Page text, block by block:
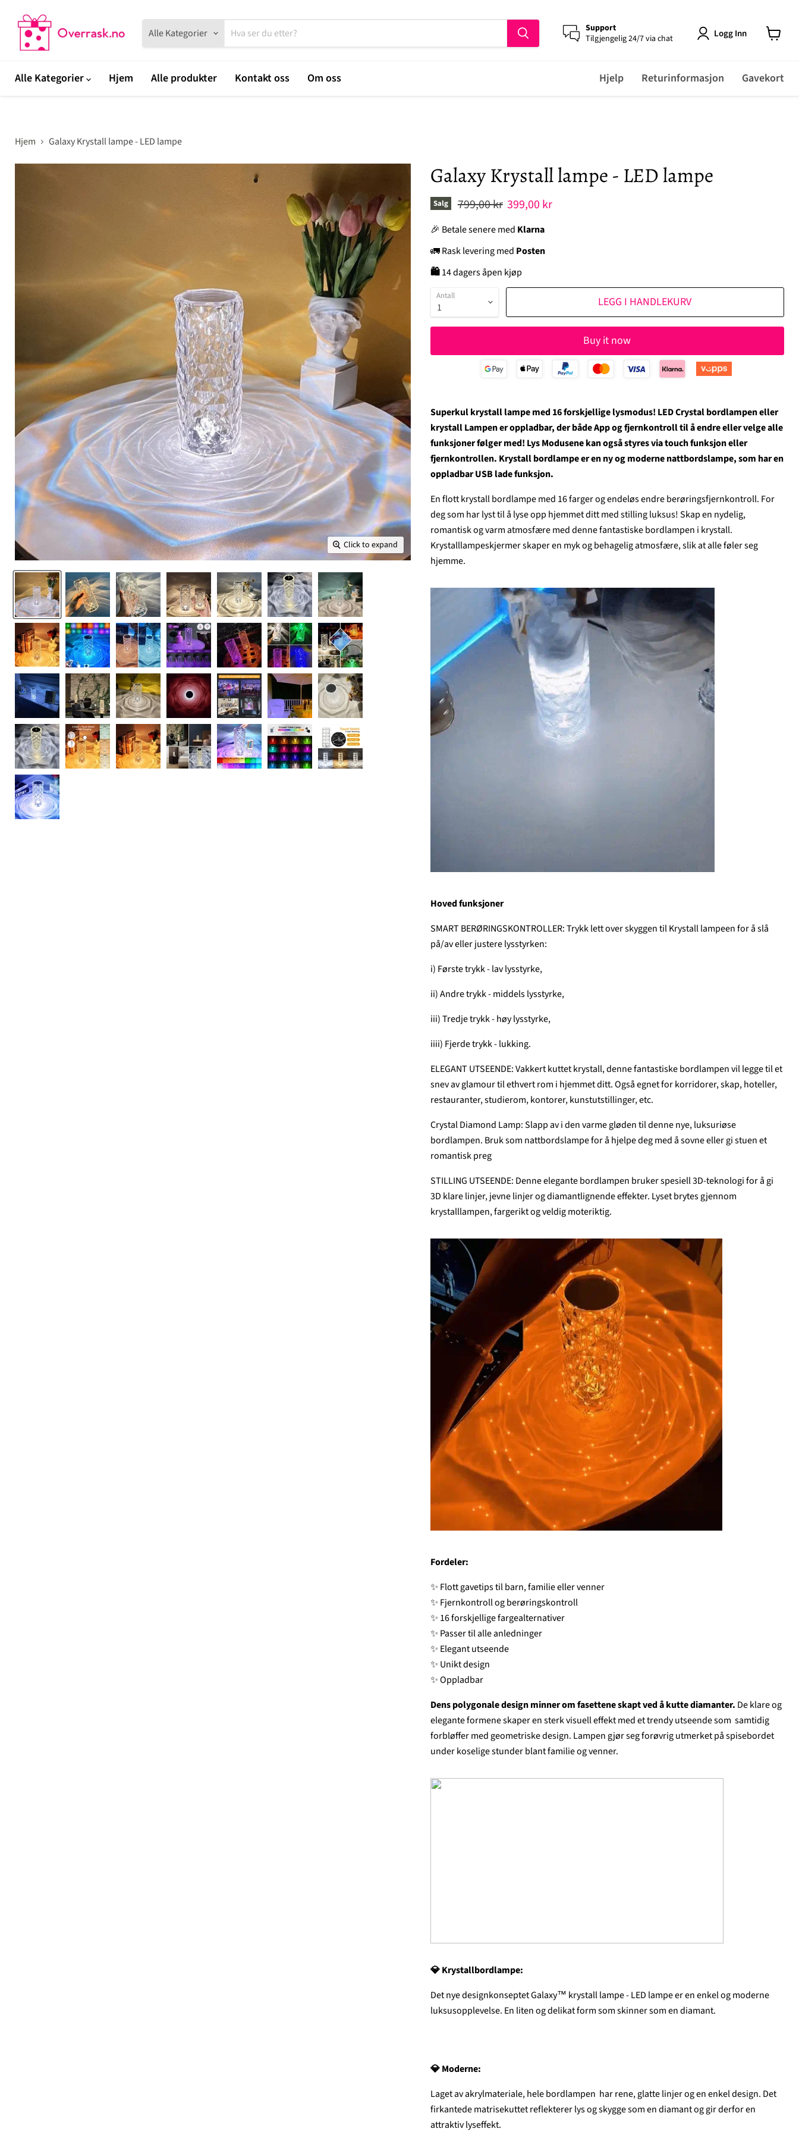
Alle Kategorier
Support
Tilgjengelig 24/7 via chat
Logg Inn
Alle Kategorier Hjem Alle produkter Kontakt oss Om oss Hjelp Returinformasjon Gavekort
Hjem Galaxy Krystall lampe - LED lampe
Click to expand
Galaxy Krystall lampe - LED lampe
Salg Original pris
799,00 kr Nåværende pris
399,00 kr
🎉 Betale senere med Klarna
🚛 Rask levering med Posten
🛍14 dagers åpen kjøp
Antall LEGG I HANDLEKURV
Buy it now
Superkul krystall lampe med 16 forskjellige lysmodus! LED Crystal bordlampen eller
krystall Lampen er oppladbar, der både App og fjernkontroll til å endre eller velge alle
funksjoner følger med! Lys Modusene kan også styres via touch funksjon eller
fjernkontrollen. Krystall bordlampe er en ny og moderne nattbordslampe, som har en
oppladbar USB lade funksjon.
En flott krystall bordlampe med 16 farger og endeløs endre berøringsfjernkontroll. For
deg som har lyst til å lyse opp hjemmet ditt med stilling luksus! Skap en nydelig,
romantisk og varm atmosfære med denne fantastiske bordlampen i krystall.
Krystalllampeskjermer skaper en myk og behagelig atmosfære, slik at alle føler seg
hjemme.
Hoved funksjoner
SMART BERØRINGSKONTROLLER: Trykk lett over skyggen til Krystall lampeen for å slå
på/av eller justere lysstyrken:
i) Første trykk - lav lysstyrke,
ii) Andre trykk - middels lysstyrke,
iii) Tredje trykk - høy lysstyrke,
iiii) Fjerde trykk - lukking.
ELEGANT UTSEENDE: Vakkert kuttet krystall, denne fantastiske bordlampen vil legge til et
snev av glamour til ethvert rom i hjemmet ditt. Også egnet for korridorer, skap, hoteller,
restauranter, studierom, kontorer, kunstutstillinger, etc.
Crystal Diamond Lamp: Slapp av i den varme gløden til denne nye, luksuriøse
bordlampen. Bruk som nattbordslampe for å hjelpe deg med å sovne eller gi stuen et
romantisk preg
STILLING UTSEENDE: Denne elegante bordlampen bruker spesiell 3D-teknologi for å gi
3D klare linjer, jevne linjer og diamantlignende effekter. Lyset brytes gjennom
krystalllampen, fargerikt og veldig moteriktig.
Fordeler:
✨ Flott gavetips til barn, familie eller venner
✨ Fjernkontroll og berøringskontroll
✨ 16 forskjellige fargealternativer
✨ Passer til alle anledninger
✨ Elegant utseende
✨ Unikt design
✨ Oppladbar
Dens polygonale design minner om fasettene skapt ved å kutte diamanter. De klare og
elegante formene skaper en sterk visuell effekt med et trendy utseende som samtidig
forbløffer med geometriske design. Lampen gjør seg forøvrig utmerket på spisebordet
under koselige stunder blant familie og venner.
💎Krystallbordlampe:
Det nye designkonseptet Galaxy™ krystall lampe - LED lampe er en enkel og moderne
luksusopplevelse. En liten og delikat form som skinner som en diamant.
💎Moderne:
Laget av akrylmateriale, hele bordlampen har rene, glatte linjer og en enkel design. Det
firkantede matrisekuttet reflekterer lys og skygge som en diamant og gir derfor en
attraktiv lyseffekt.